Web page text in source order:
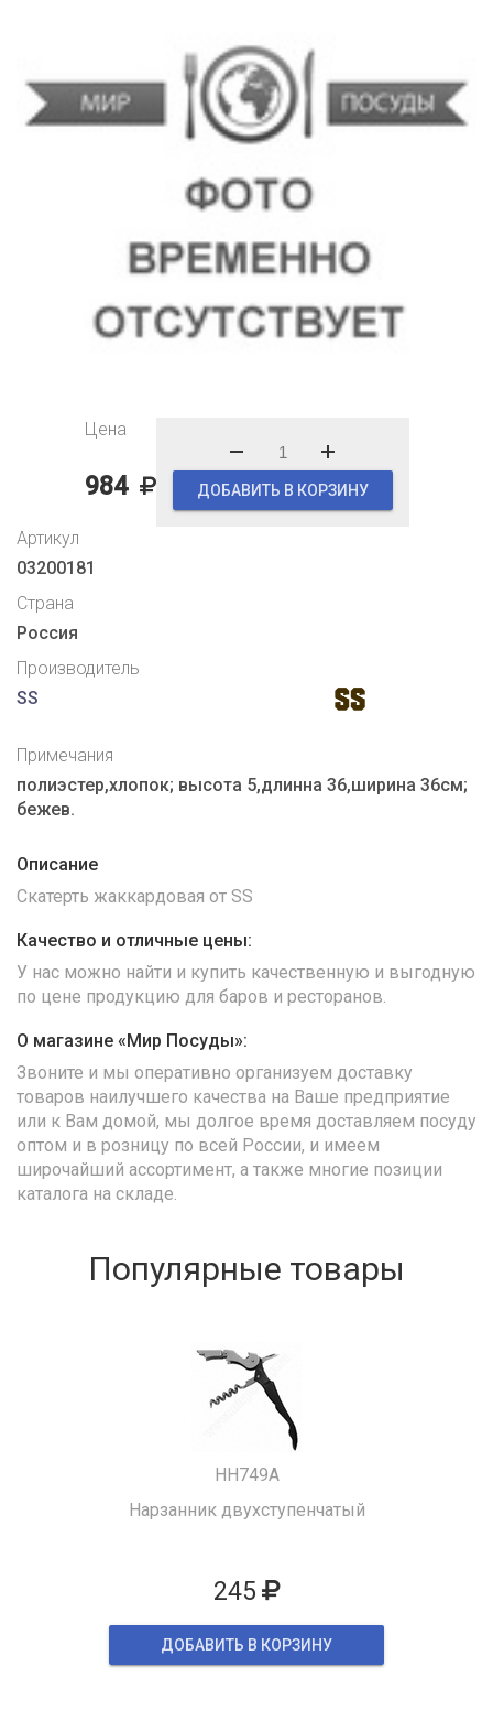
Цена
984 ДОБАВИТЬ В КОРЗИНУ
Артикул
03200181
Страна
Россия
Производитель
SS
Примечания
полиэстер,хлопок; высота 5,длинна 36,ширина 36см;
бежев.
Описание
Скатерть жаккардовая от SS
Качество и отличные цены:
У нас можно найти и купить качественную и выгодную
по цене продукцию для баров и ресторанов.
О магазине «Мир Посуды»:
Звоните и мы оперативно организуем доставку
товаров наилучшего качества на Ваше предприятие
или к Вам домой, мы долгое время доставляем посуду
оптом и в розницу по всей России, и имеем
широчайший ассортимент, а также многие позиции
каталога на складе.
Популярные товары
HH749A
Нарзанник двухступенчатый
245
ДОБАВИТЬ В КОРЗИНУ